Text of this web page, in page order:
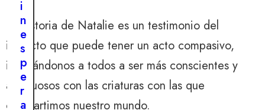
La historia de Natalie es un testimonio del
impacto que puede tener un acto compasivo,
inspirándonos a todos a ser más conscientes y
afectuosos con las criaturas con las que
compartimos nuestro mundo.
c
o
n
s
t
r
u
c
e
u
n
n
i
ñ
o
e
j
a
d
e
s
c
u
i
n
e
s
p
e
r
a